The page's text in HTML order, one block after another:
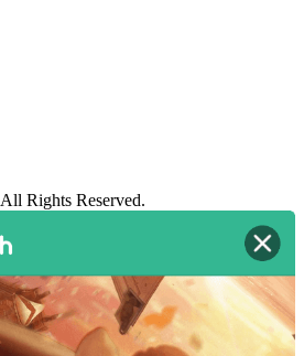
All Rights Reserved.